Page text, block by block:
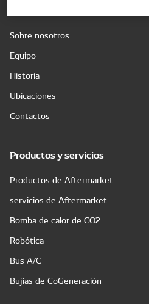
Sobre nosotros
Equipo
Historia
Ubicaciones
Contactos
Productos y servicios
Productos de Aftermarket
servicios de Aftermarket
Bomba de calor de CO2
Robótica
Bus A/C
Bujías de CoGeneración